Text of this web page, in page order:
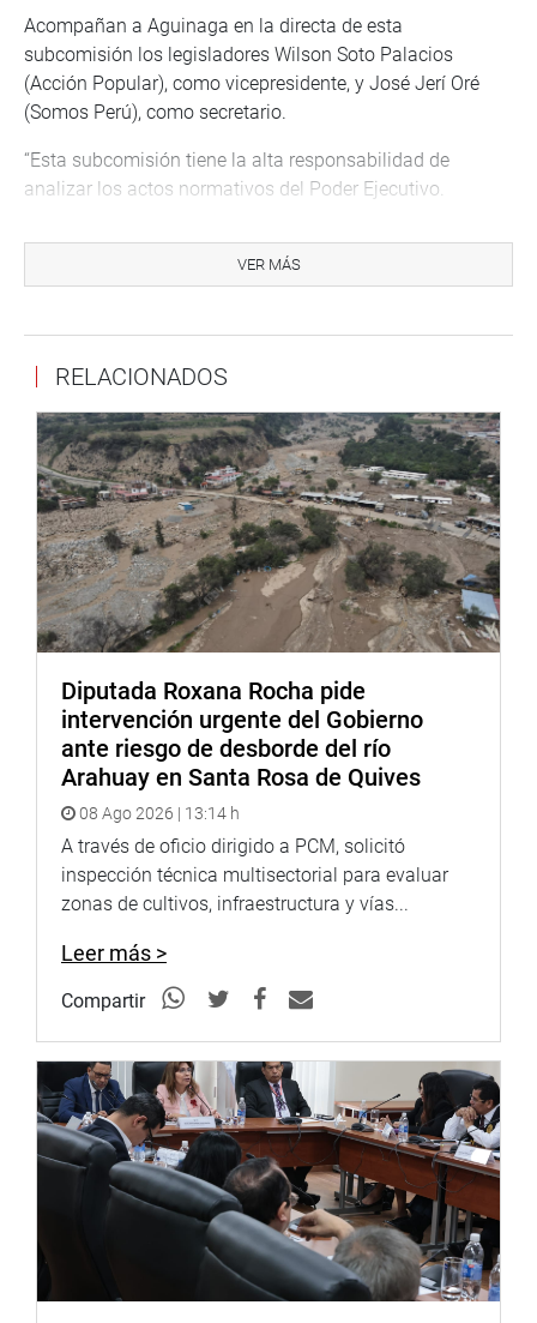
Acompañan a Aguinaga en la directa de esta
subcomisión los legisladores Wilson Soto Palacios
(Acción Popular), como vicepresidente, y José Jerí Oré
(Somos Perú), como secretario.
“Esta subcomisión tiene la alta responsabilidad de
analizar los actos normativos del Poder Ejecutivo.
decreto legislativo. Debemos tener en cuenta que, con el
transcurrir de los años, el rol y las funciones del Congreso
contemporáneos ya no se limitan a ejercer una función
legislativa, sino que esta se complementa con las
funciones de representación y de control constitucional
que permite un efectivo equilibrio de poderes que es
fundamental para la democracia.
Lima, 11 de enero de 2023
DESPACHO DEL CONGRESISTA ALEJANDRO AGUINAGA
VER MÁS
RELACIONADOS
Diputada Roxana Rocha pide
intervención urgente del Gobierno
ante riesgo de desborde del río
Arahuay en Santa Rosa de Quives
08 Ago 2026 | 13:14 h
A través de oficio dirigido a PCM, solicitó
inspección técnica multisectorial para evaluar
zonas de cultivos, infraestructura y vías...
Leer más >
Compartir